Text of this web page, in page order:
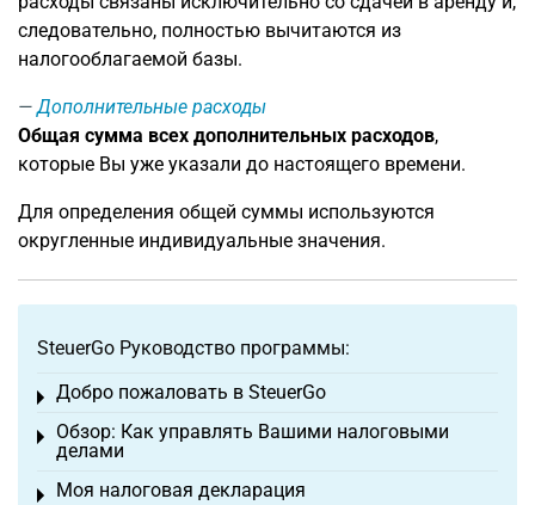
следовательно, полностью вычитаются из
налогооблагаемой базы.
Дополнительные расходы
Общая сумма всех дополнительных расходов,
которые Вы уже указали до настоящего времени.
Для определения общей суммы используются
округленные индивидуальные значения.
SteuerGo Руководство программы:
Добро пожаловать в SteuerGo
Toggle menu
Обзор: Как управлять Вашими налоговыми
делами
Toggle menu
Моя налоговая декларация
Toggle menu